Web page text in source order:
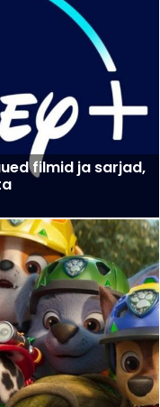
filmid ja sarjad,